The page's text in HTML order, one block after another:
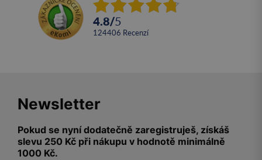
4.8/5
124406 recenzí
Newsletter
Pokud se nyní dodatečně zaregistruješ, získáš
slevu 250 Kč při nákupu v hodnotě minimálně
1000 Kč.